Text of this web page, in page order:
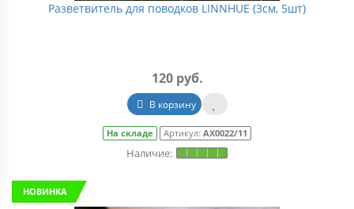
Разветвитель для поводков LINNHUE (3см, 5шт)
120 руб.
В корзину
На складе Артикул: АХ0022/11
НОВИНКА